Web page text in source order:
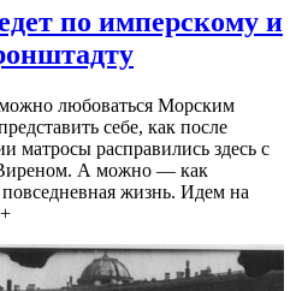
по имперскому и
любоваться Морским
себе, как после
матросы расправились здесь с
А можно — как
жизнь. Идем на